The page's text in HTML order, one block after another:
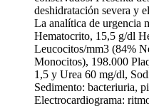
deshidratación severa y
La analítica de urgencia
Hematocrito, 15,5 g/dl
Leucocitos/mm3 (84%
Monocitos), 198.000
1,5 y Urea 60 mg/dl,
Sedimento: bacteriuria,
Electrocardiograma: